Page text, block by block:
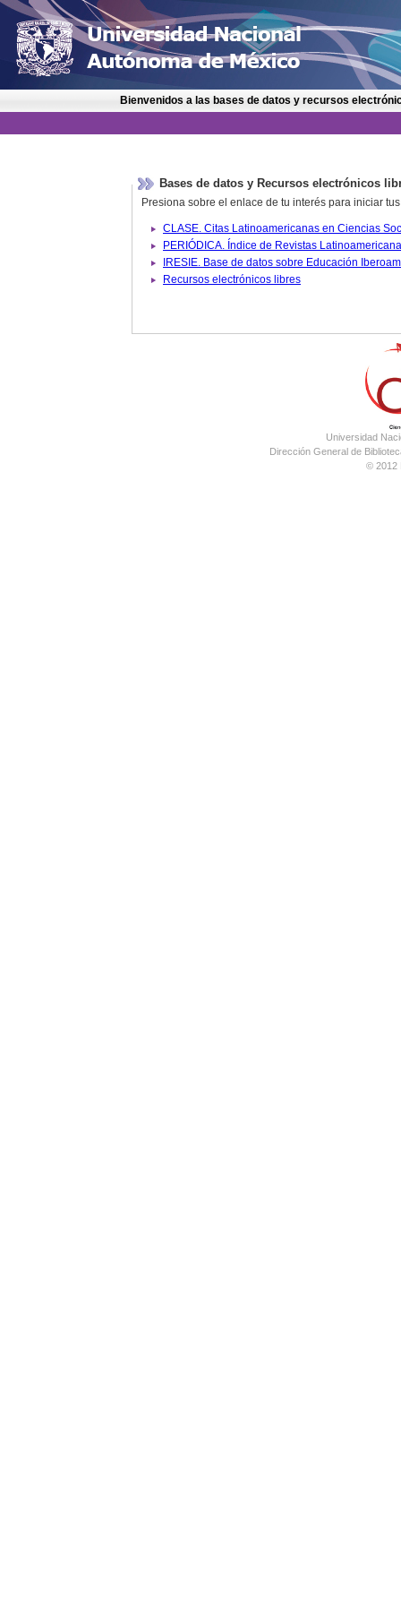
Bienvenidos a las bases de datos y recursos
Bases de datos y Recursos electrónicos
Presiona sobre el enlace de tu interés para iniciar
IRESIE. Base de datos
Recursos electrónicos libres
Universidad
Dirección General de
© 2012